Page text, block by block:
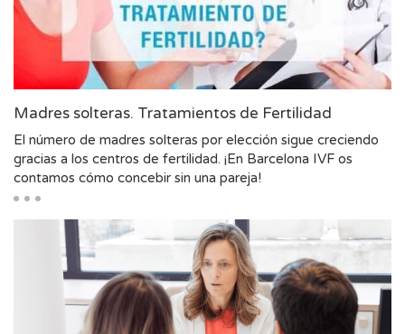
Madres solteras. Tratamientos de Fertilidad
El número de madres solteras por elección sigue creciendo
gracias a los centros de fertilidad. ¡En Barcelona IVF os
contamos cómo concebir sin una pareja!